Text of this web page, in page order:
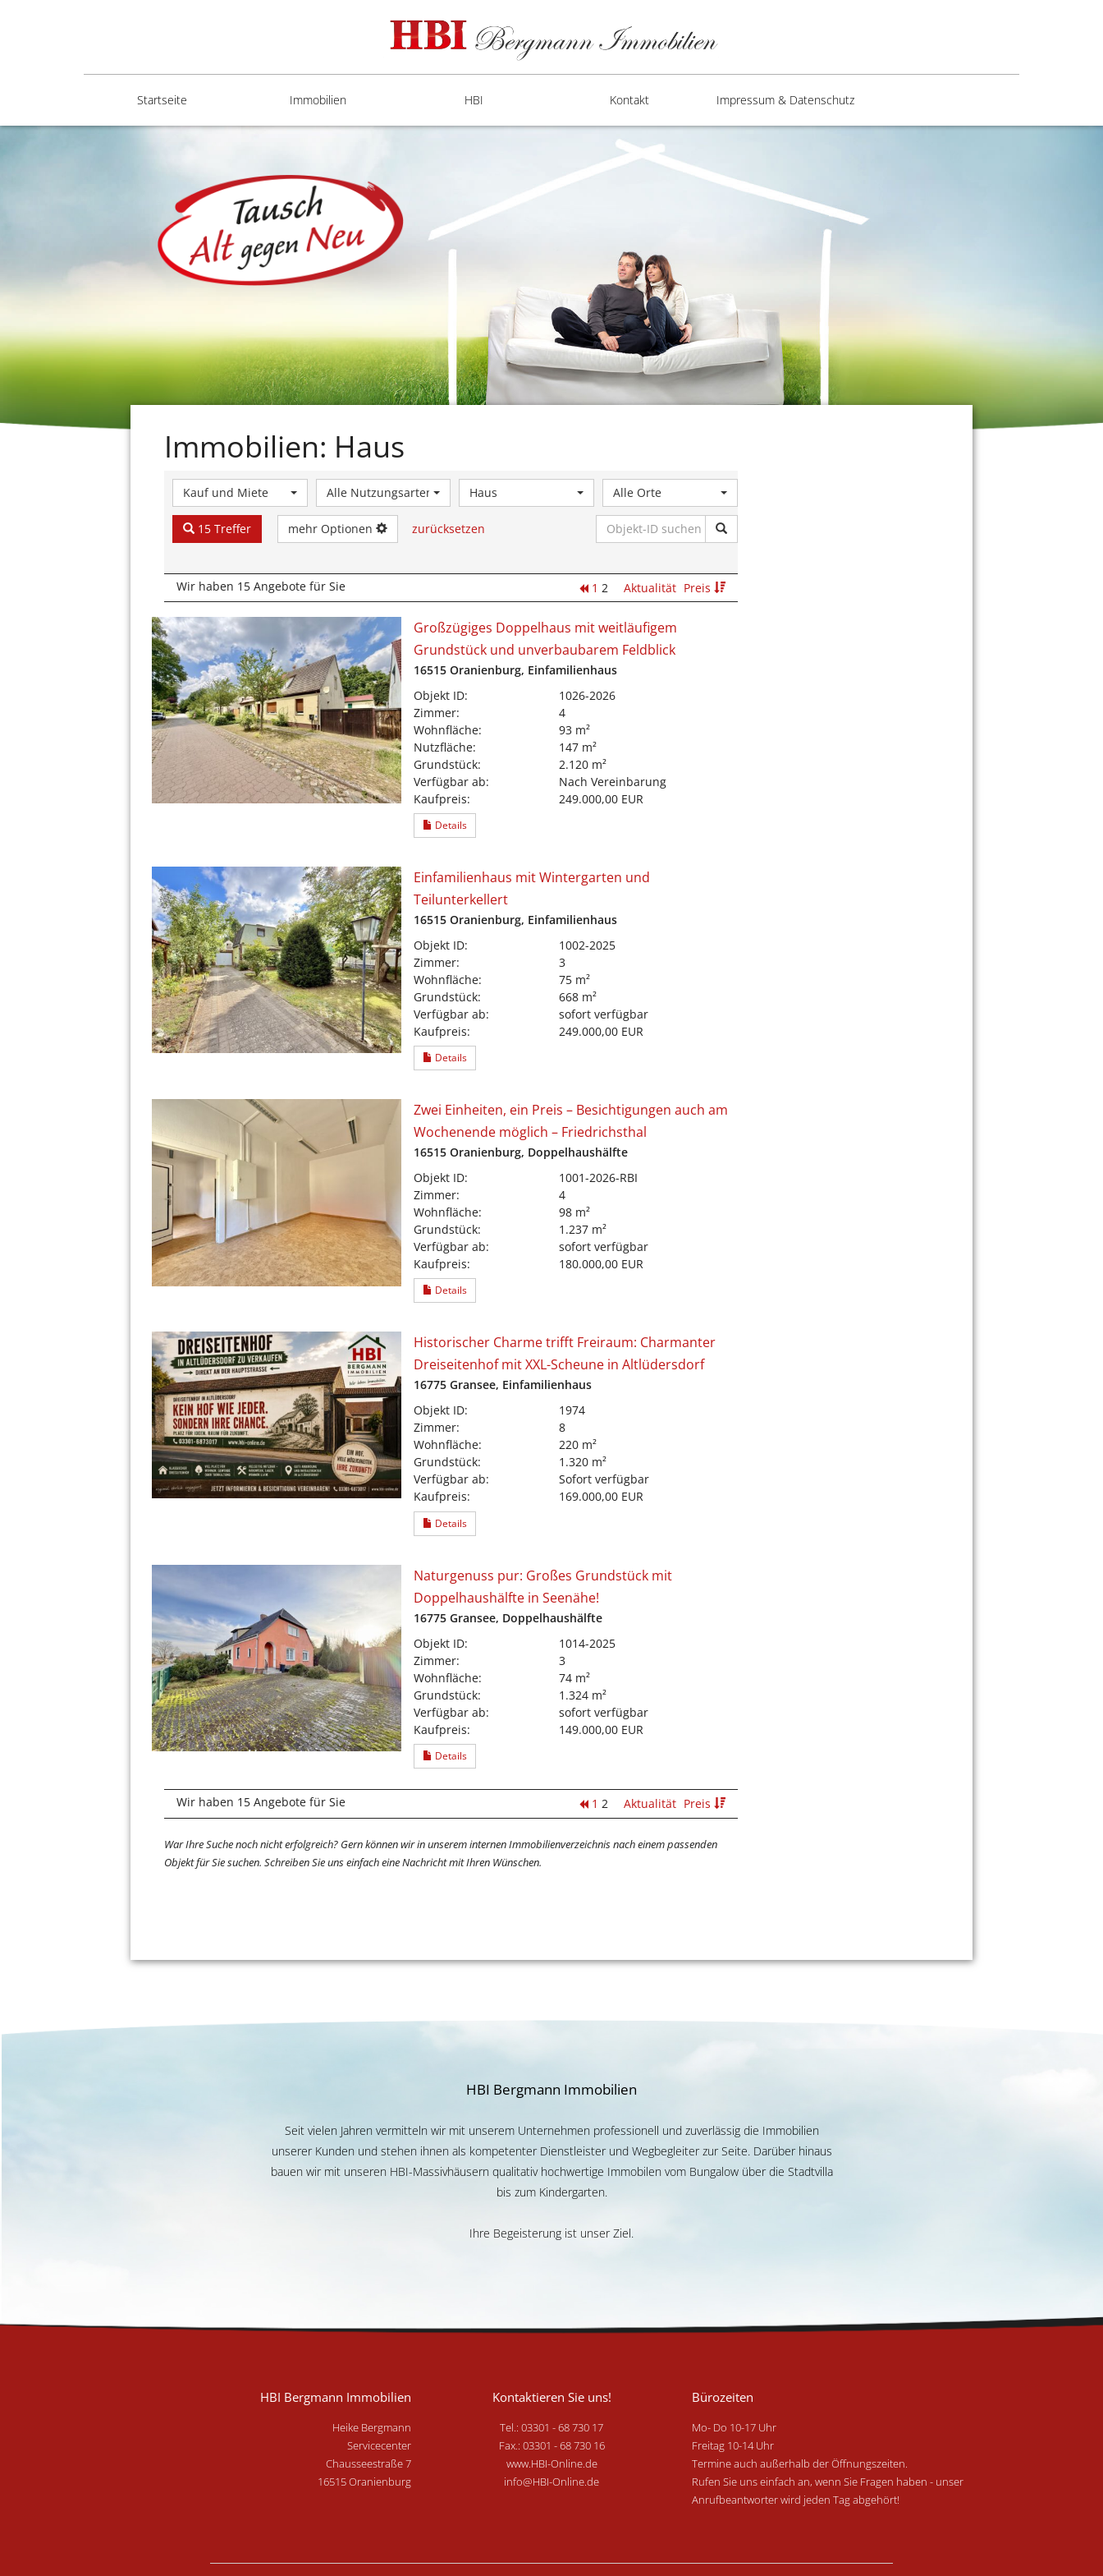
Startseite Immobilien HBI Kontakt Impressum & Datenschutz
Immobilien: Haus
Kauf und Miete Alle Nutzungsarten Haus Alle Orte
15 Treffer mehr Optionen zurücksetzen
Wir haben 15 Angebote für Sie 1 2 Aktualität Preis
Großzügiges Doppelhaus mit weitläufigem
Grundstück und unverbaubarem Feldblick
16515 Oranienburg, Einfamilienhaus
Objekt ID:
1026-2026
Zimmer:
4
Wohnfläche:
93 m²
Nutzfläche:
147 m²
Grundstück:
2.120 m²
Verfügbar ab:
Nach Vereinbarung
Kaufpreis:
249.000,00 EUR
Details
Einfamilienhaus mit Wintergarten und
Teilunterkellert
16515 Oranienburg, Einfamilienhaus
Objekt ID:
1002-2025
Zimmer:
3
Wohnfläche:
75 m²
Grundstück:
668 m²
Verfügbar ab:
sofort verfügbar
Kaufpreis:
249.000,00 EUR
Details
Zwei Einheiten, ein Preis – Besichtigungen auch am
Wochenende möglich – Friedrichsthal
16515 Oranienburg, Doppelhaushälfte
Objekt ID:
1001-2026-RBI
Zimmer:
4
Wohnfläche:
98 m²
Grundstück:
1.237 m²
Verfügbar ab:
sofort verfügbar
Kaufpreis:
180.000,00 EUR
Details
Historischer Charme trifft Freiraum: Charmanter
Dreiseitenhof mit XXL-Scheune in Altlüdersdorf
16775 Gransee, Einfamilienhaus
Objekt ID:
1974
Zimmer:
8
Wohnfläche:
220 m²
Grundstück:
1.320 m²
Verfügbar ab:
Sofort verfügbar
Kaufpreis:
169.000,00 EUR
Details
Naturgenuss pur: Großes Grundstück mit
Doppelhaushälfte in Seenähe!
16775 Gransee, Doppelhaushälfte
Objekt ID:
1014-2025
Zimmer:
3
Wohnfläche:
74 m²
Grundstück:
1.324 m²
Verfügbar ab:
sofort verfügbar
Kaufpreis:
149.000,00 EUR
Details
Wir haben 15 Angebote für Sie 1 2 Aktualität Preis
War Ihre Suche noch nicht erfolgreich? Gern können wir in unserem internen Immobilienverzeichnis nach einem passenden
Objekt für Sie suchen. Schreiben Sie uns einfach eine Nachricht mit Ihren Wünschen.
HBI Bergmann Immobilien
Seit vielen Jahren vermitteln wir mit unserem Unternehmen professionell und zuverlässig die Immobilien
unserer Kunden und stehen ihnen als kompetenter Dienstleister und Wegbegleiter zur Seite. Darüber hinaus
bauen wir mit unseren HBI-Massivhäusern qualitativ hochwertige Immobilen vom Bungalow über die Stadtvilla
bis zum Kindergarten.
Ihre Begeisterung ist unser Ziel.
HBI Bergmann Immobilien
Heike Bergmann
Servicecenter
Chausseestraße 7
16515 Oranienburg
Kontaktieren Sie uns!
Tel.: 03301 - 68 730 17
Fax.: 03301 - 68 730 16
www.HBI-Online.de
info@HBI-Online.de
Bürozeiten
Mo- Do 10-17 Uhr
Freitag 10-14 Uhr
Termine auch außerhalb der Öffnungszeiten.
Rufen Sie uns einfach an, wenn Sie Fragen haben - unser
Anrufbeantworter wird jeden Tag abgehört!